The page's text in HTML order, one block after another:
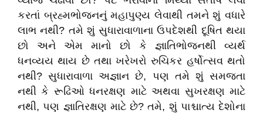
કરતાં બ્રહ્મભોજનનું મહાપુણ્ય લેવાથી તમને શું વધારે
લાભ નથી? તમે શું સુધારાવાળાના ઉપદેશથી દૂષિત થયા
છો અને એમ માનો છો કે જ્ઞાતિભોજનથી વ્યર્થ
ધનવ્યય થાય છે તથા ખરેખરો રુચિકર હર્ષોત્સવ થતો
નથી? સુધારાવાળા અજ્ઞાન છે, પણ તમે શું સમજતા
નથી કે રૂઢિઓ ધનરક્ષણ માટે અથવા સુખરક્ષણ માટે
નથી, પણ જ્ઞાતિરક્ષણ માટે છે? તમે, શું પાશ્ચાત્ય દેશોના